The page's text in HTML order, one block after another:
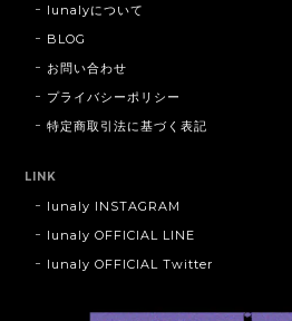
lunalyについて
BLOG
お問い合わせ
プライバシーポリシー
特定商取引法に基づく表記
LINK
lunaly INSTAGRAM
lunaly OFFICIAL LINE
lunaly OFFICIAL Twitter